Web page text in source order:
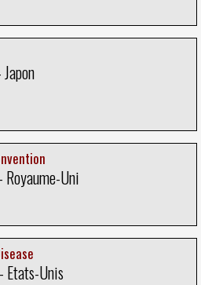
Royaume-Uni
Etats-Unis